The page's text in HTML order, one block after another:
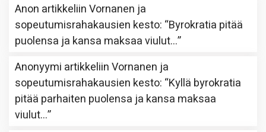
Anon artikkeliinVornanen ja
sopeutumisrahakausien kesto: “Byrokratia pitää
puolensa ja kansa maksaa viulut…”
Anonyymi artikkeliinVornanen ja
sopeutumisrahakausien kesto: “Kyllä byrokratia
pitää parhaiten puolensa ja kansa maksaa
viulut…”